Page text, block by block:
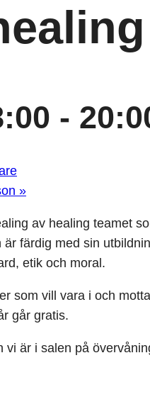
-
»
av healing teamet
färdig med sin
etik och moral.
som vill vara i och
går gratis.
är i salen på